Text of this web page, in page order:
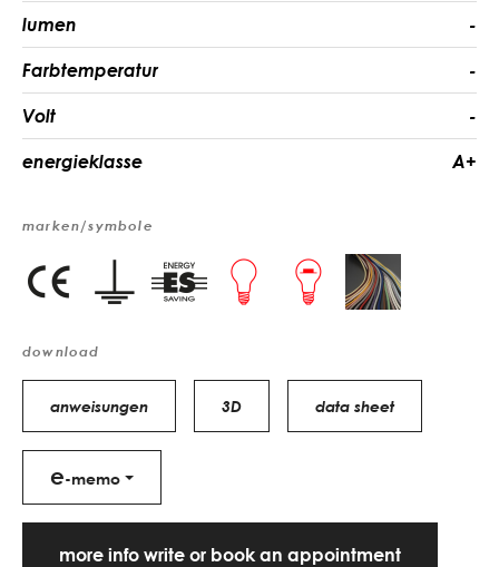
lumen -
Farbtemperatur -
Volt -
energieklasse A+
marken/symbole
download
anweisungen 3D data sheet
e-memo
more info write or book an appointment